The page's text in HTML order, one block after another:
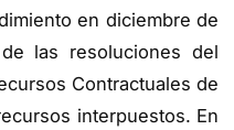
en diciembre de
las resoluciones del
Contractuales de
interpuestos. En